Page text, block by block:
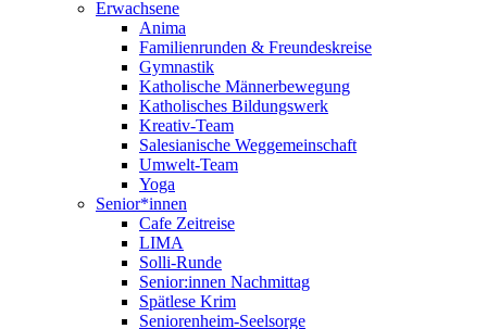
Erwachsene
Anima
Familienrunden & Freundeskreise
Gymnastik
Katholische Männerbewegung
Katholisches Bildungswerk
Kreativ-Team
Salesianische Weggemeinschaft
Umwelt-Team
Yoga
Senior*innen
Cafe Zeitreise
LIMA
Solli-Runde
Senior:innen Nachmittag
Spätlese Krim
Seniorenheim-Seelsorge